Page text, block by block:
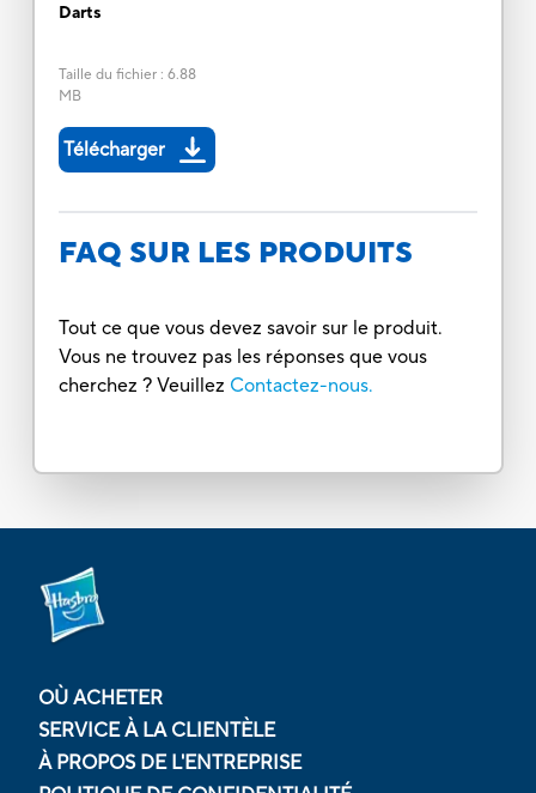
Darts
Taille du fichier: 6.88
MB
Télécharger
FAQ SUR LES PRODUITS
Tout ce que vous devez savoir sur le produit.
Vous ne trouvez pas les réponses que vous
cherchez ? Veuillez Contactez-nous.
OÙ ACHETER
SERVICE À LA CLIENTÈLE
À PROPOS DE L'ENTREPRISE